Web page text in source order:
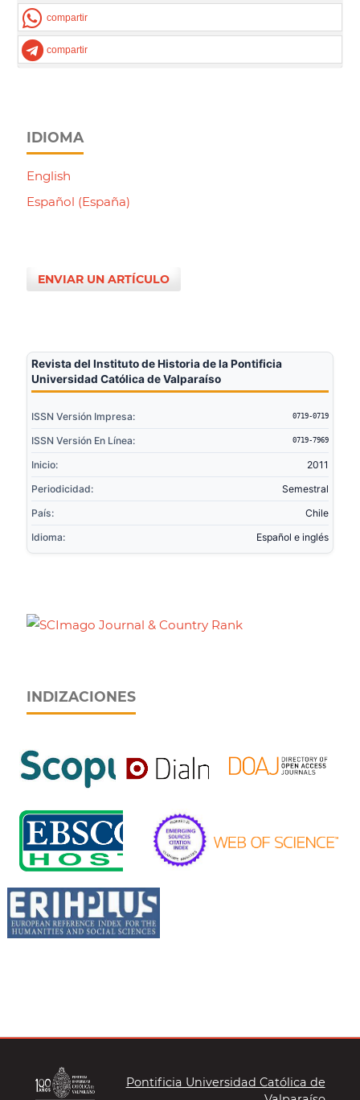
compartir
compartir
IDIOMA
English
Español (España)
ENVIAR UN ARTÍCULO
Revista del Instituto de Historia de la Pontificia
Universidad Católica de Valparaíso
ISSN Versión Impresa: 0719-0719
ISSN Versión En Línea: 0719-7969
Inicio:
2011
Periodicidad:
Semestral
País:
Chile
Idioma:
Español e inglés
INDIZACIONES
Pontificia Universidad Católica de